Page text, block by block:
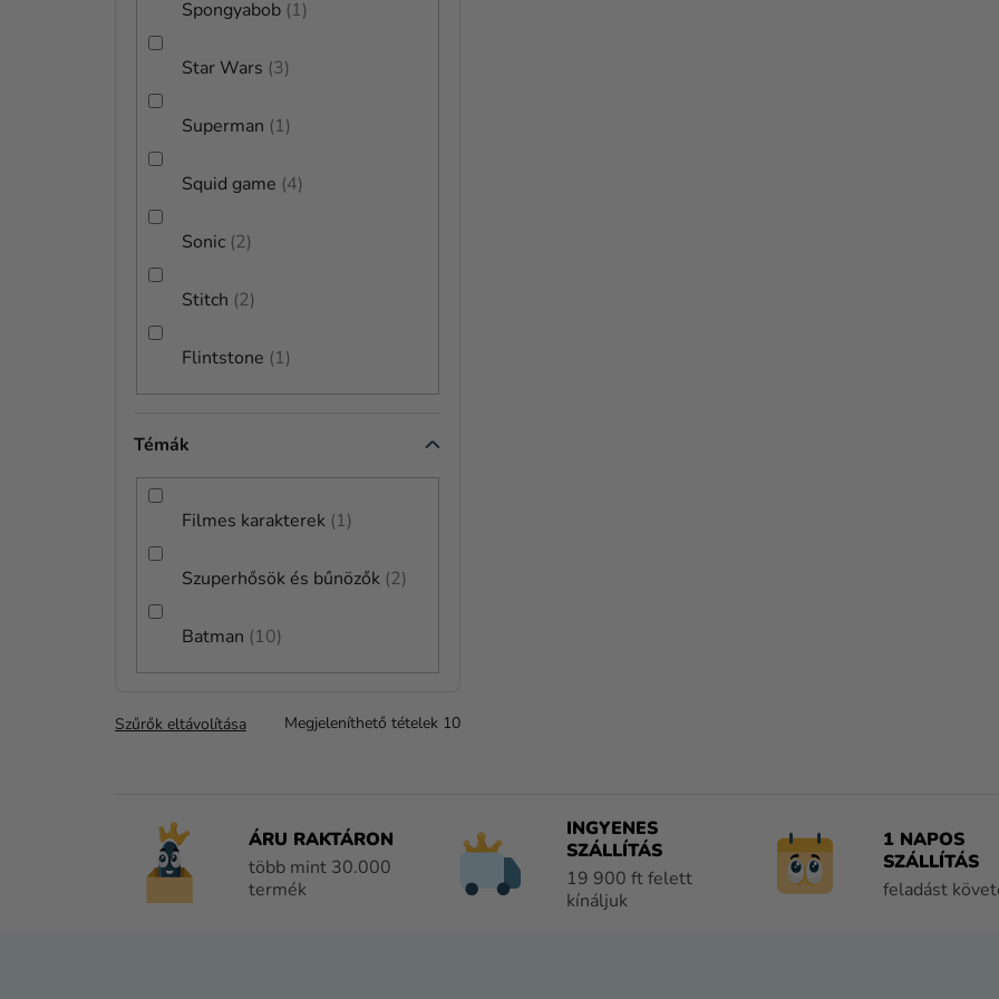
Spongyabob 1
Star Wars 3
Superman 1
Squid game 4
Sonic 2
Stitch 2
Flintstone 1
Témák
Filmes karakterek 1
Szuperhősök és bűnözők 2
Batman 10
Szűrők eltávolítása Megjeleníthető tételek 10
ÁRU RAKTÁRON
több mint 30.000
termék
INGYENES
SZÁLLÍTÁS
19 900 ft felett
kínáljuk
1 NAPOS
SZÁLLÍTÁS
feladást